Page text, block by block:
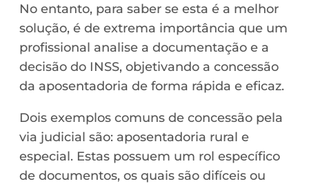
No entanto, para saber se esta é a melhor
solução, é de extrema importância que um
profissional analise a documentação e a
decisão do INSS, objetivando a concessão
da aposentadoria de forma rápida e eficaz.
Dois exemplos comuns de concessão pela
via judicial são: aposentadoria rural e
especial. Estas possuem um rol específico
de documentos, os quais são difíceis ou